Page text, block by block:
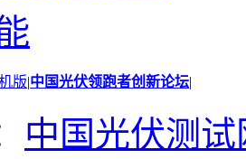
版|中国光伏领跑者创新论坛|
中国光伏测试